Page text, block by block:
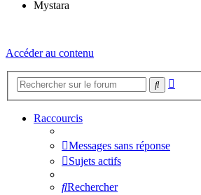
Mystara
Accéder au contenu
Rechercher
Raccourcis
Messages sans réponse
Sujets actifs
Rechercher